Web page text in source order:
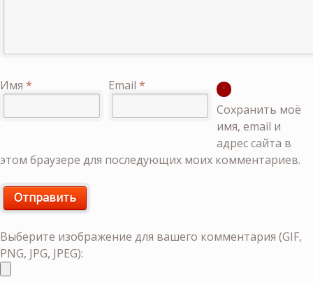
Имя * Email *
Сохранить моё
имя, email и
адрес сайта в
этом браузере для последующих моих комментариев.
Выберите изображение для вашего комментария (GIF,
PNG, JPG, JPEG):